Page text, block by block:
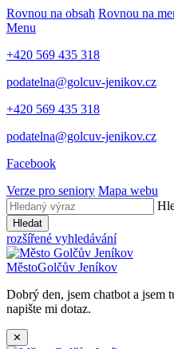
Rovnou na obsah Rovnou na
Menu
+420 569 435 318
podatelna@golcuv-jenikov.cz
+420 569 435 318
podatelna@golcuv-jenikov.cz
Facebook
Verze pro seniory Mapa webu
Hledat
rozšířené vyhledávání
MěstoGolčův Jeníkov
Dobrý den, jsem chatbot a jsem
napište mi dotaz.
✕